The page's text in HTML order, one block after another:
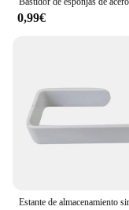
0,99€